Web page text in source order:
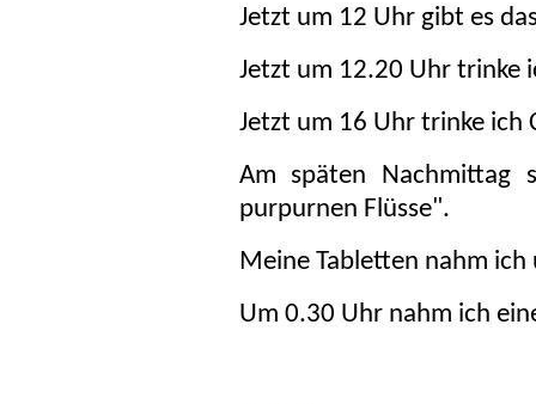
Jetzt um 12 Uhr gibt es
Jetzt um 12.20 Uhr trinke
Jetzt um 16 Uhr trinke ich
Am späten Nachmittag
purpurnen Flüsse".
Meine Tabletten nahm ich
Um 0.30 Uhr nahm ich